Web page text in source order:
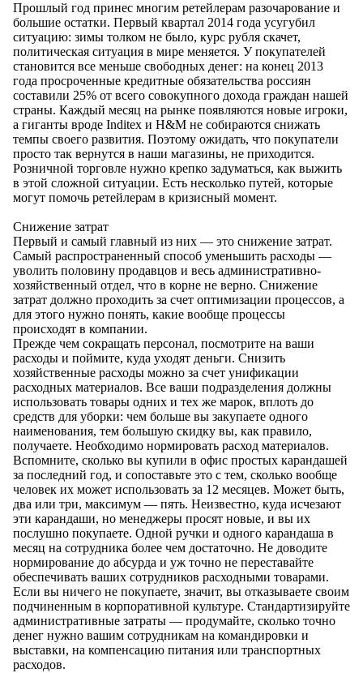
Прошлый год принес многим ретейлерам разочарование и
большие остатки. Первый квартал 2014 года усугубил
ситуацию: зимы толком не было, курс рубля скачет,
политическая ситуация в мире меняется. У покупателей
становится все меньше свободных денег: на конец 2013
года просроченные кредитные обязательства россиян
составили 25% от всего совокупного дохода граждан нашей
страны. Каждый месяц на рынке появляются новые игроки,
а гиганты вроде Inditex и H&M не собираются снижать
темпы своего развития. Поэтому ожидать, что покупатели
просто так вернутся в наши магазины, не приходится.
Розничной торговле нужно крепко задуматься, как выжить
в этой сложной ситуации. Есть несколько путей, которые
могут помочь ретейлерам в кризисный момент.
Снижение затрат
Первый и самый главный из них — это снижение затрат.
Самый распространенный способ уменьшить расходы —
уволить половину продавцов и весь административно-
хозяйственный отдел, что в корне не верно. Снижение
затрат должно проходить за счет оптимизации процессов, а
для этого нужно понять, какие вообще процессы
происходят в компании.
Прежде чем сокращать персонал, посмотрите на ваши
расходы и поймите, куда уходят деньги. Снизить
хозяйственные расходы можно за счет унификации
расходных материалов. Все ваши подразделения должны
использовать товары одних и тех же марок, вплоть до
средств для уборки: чем больше вы закупаете одного
наименования, тем большую скидку вы, как правило,
получаете. Необходимо нормировать расход материалов.
Вспомните, сколько вы купили в офис простых карандашей
за последний год, и сопоставьте это с тем, сколько вообще
человек их может использовать за 12 месяцев. Может быть,
два или три, максимум — пять. Неизвестно, куда исчезают
эти карандаши, но менеджеры просят новые, и вы их
послушно покупаете. Одной ручки и одного карандаша в
месяц на сотрудника более чем достаточно. Не доводите
нормирование до абсурда и уж точно не переставайте
обеспечивать ваших сотрудников расходными товарами.
Если вы ничего не покупаете, значит, вы отказываете своим
подчиненным в корпоративной культуре. Стандартизируйте
административные затраты — продумайте, сколько точно
денег нужно вашим сотрудникам на командировки и
выставки, на компенсацию питания или транспортных
расходов.